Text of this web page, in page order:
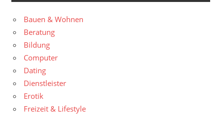
Bauen & Wohnen
Beratung
Bildung
Computer
Dating
Dienstleister
Erotik
Freizeit & Lifestyle